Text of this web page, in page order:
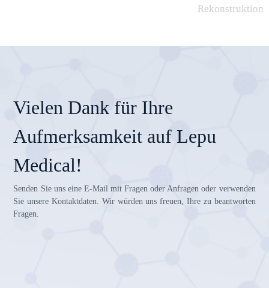
Rekonstruktion
Vielen Dank für Ihre
Aufmerksamkeit auf Lepu
Medical!
Senden Sie uns eine E-Mail mit Fragen oder Anfragen oder verwenden
Sie unsere Kontaktdaten. Wir würden uns freuen, Ihre zu beantworten
Fragen.